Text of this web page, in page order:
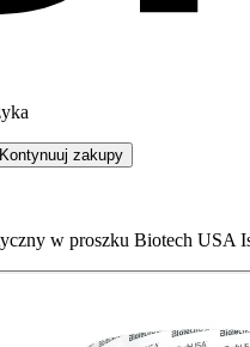
Kontynuuj zakupy
w proszku Biotech USA